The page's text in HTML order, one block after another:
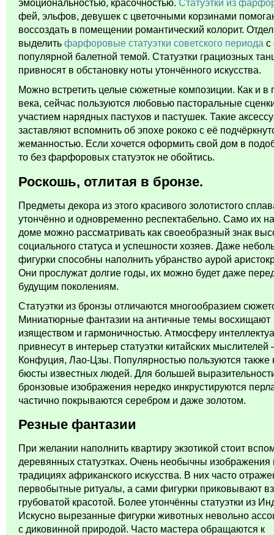
эмоциональностью, красочностью. Статуэтки из
фей, эльфов, девушек с цветочными корзинами
воссоздать в помещении романтический колорит.
выделить фарфоровые статуэтки советского периода с
популярной балетной темой. Статуэтки грациозных
привносят в обстановку ноты утончённого искусства.
Можно встретить целые сюжетные композиции. Как и
века, сейчас пользуются любовью пасторальные
участием нарядных пастухов и пастушек. Такие
заставляют вспомнить об эпохе рококо с её
жеманностью. Если хочется оформить свой дом в
то без фарфоровых статуэток не обойтись.
Роскошь, отлитая в бронзе.
Предметы декора из этого красивого золотистого
утончённо и одновременно респектабельно. Само их
доме можно рассматривать как своеобразный знак
социального статуса и успешности хозяев. Даже
фигурки способны наполнить убранство аурой
Они прослужат долгие годы, их можно будет даже
будущим поколениям.
Статуэтки из бронзы отличаются многообразием
Миниатюрные фантазии на античные темы восхищают
изяществом и гармоничностью. Атмосферу
привнесут в интерьер статуэтки китайских мыслителей
Конфуция, Лао-Цзы. Популярностью пользуются также
бюсты известных людей. Для большей
бронзовые изображения нередко инкрустируются
частично покрываются серебром и даже золотом.
Резные фантазии
При желании наполнить квартиру экзотикой стоит
деревянных статуэтках. Очень необычны изображения
традициях африканского искусства. В них часто
первобытные ритуалы, а сами фигурки приковывают
грубоватой красотой. Более утончённы статуэтки из
Искусно вырезанные фигурки животных невольно
с диковинной природой. Часто мастера обращаются к